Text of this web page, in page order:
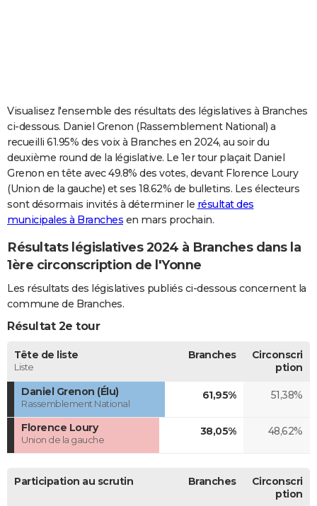
Carte de Noël
Carte Bonne année
Carte Saint-Valentin
Carte Pâques
Carte d'anniversaire
DICTIONNAIRE
Dictionnaire
Biographies
Citations
Expressions
Proverbes
PROGRAMME TV
COPAINS D'AVANT
S'inscrire
Se connecter
Lycées
Collèges
Primaires
Universités
Entreprises
Service militaire
Avis de recherche
AVIS DE DÉCÈS
FORUM
Bricolage
Lifestyle
Culture
Sport
Auto
Television
Voyage
Cinema
Visualisez l'ensemble des résultats des législatives à Branches
ci-dessous. Daniel Grenon (Rassemblement National) a
recueilli 61.95% des voix à Branches en 2024, au soir du
deuxième round de la législative. Le 1er tour plaçait Daniel
Grenon en tête avec 49.8% des votes, devant Florence Loury
(Union de la gauche) et ses 18.62% de bulletins. Les électeurs
sont désormais invités à déterminer le résultat des
municipales à Branches en mars prochain.
Résultats législatives 2024 à Branches dans la
1ère circonscription de l'Yonne
Les résultats des législatives publiés ci-dessous concernent la
commune de Branches.
Résultat 2e tour
Tête de liste
Liste
Branches
Circonscri
ption
Daniel Grenon (Élu)
Rassemblement National
61,95% 51,38%
Florence Loury
Union de la gauche
38,05% 48,62%
Participation au scrutin Branches
Circonscri
ption